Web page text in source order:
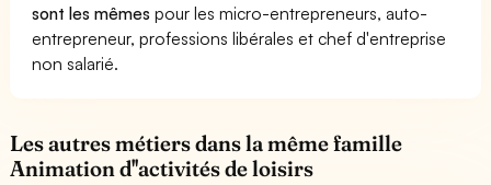
sont les mêmes pour les micro-entrepreneurs, auto-
entrepreneur, professions libérales et chef d'entreprise
non salarié.
Les autres métiers dans la même famille
Animation d''activités de loisirs